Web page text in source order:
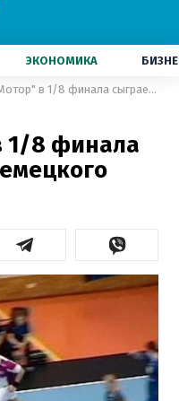
ЭКОНОМИКА
Футбол. "Мотор" в 1/8 финала сыграет против немецкого "Киля"
1/8 финала